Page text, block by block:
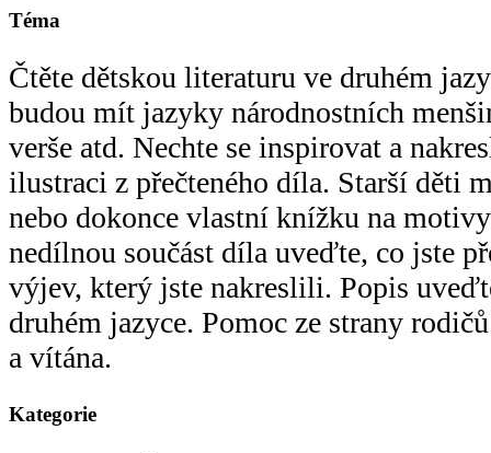
Téma
Čtěte dětskou literaturu ve druhém
budou mít jazyky národnostních
verše atd. Nechte se inspirovat a
ilustraci z přečteného díla. Starší děti
nebo dokonce vlastní knížku na
nedílnou součást díla uveďte, co jste
výjev, který jste nakreslili. Popis
druhém jazyce. Pomoc ze strany
a vítána.
Kategorie